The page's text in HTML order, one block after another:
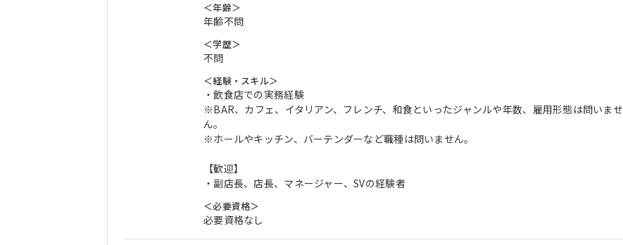
＜年齢＞
年齢不問
＜学歴＞
不問
＜経験・スキル＞
・飲食店での実務経験
※BAR、カフェ、イタリアン、フレンチ、和食といったジャンルや年数、雇用形態は問いませ
ん。
※ホールやキッチン、バーテンダーなど職種は問いません。
【歓迎】
・副店長、店長、マネージャー、SVの経験者
＜必要資格＞
必要資格なし